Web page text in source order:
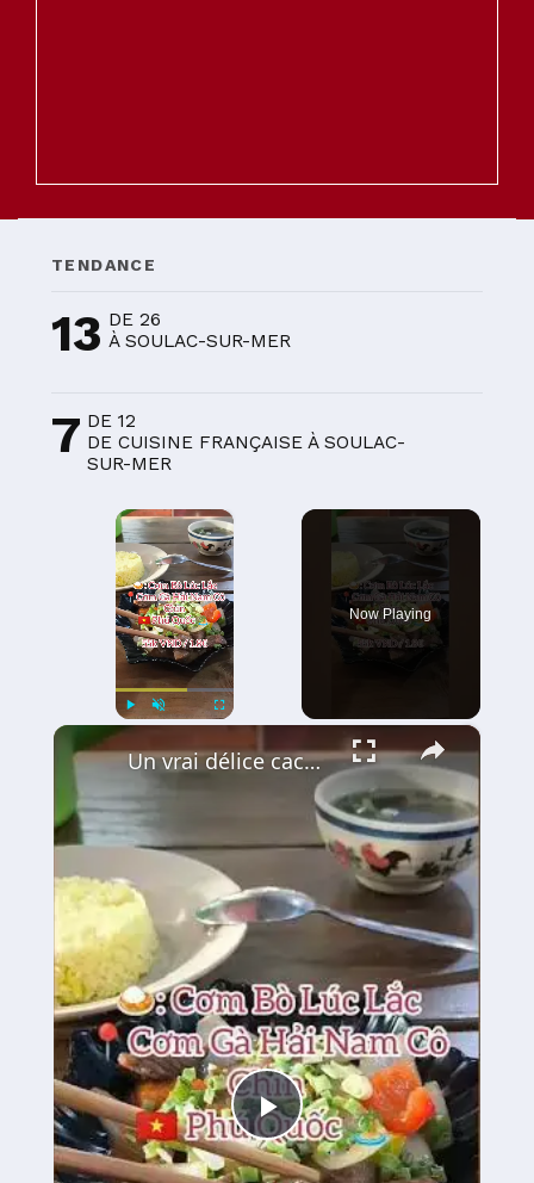
TENDANCE
13 DE 26
À SOULAC-SUR-MER
7 DE 12
DE CUISINE FRANÇAISE À SOULAC-
SUR-MER
×
Now Playing
×
Play
Un vrai délice caché à Phu Quoc : le Bœuf Lúc Lắc 🍚🥩